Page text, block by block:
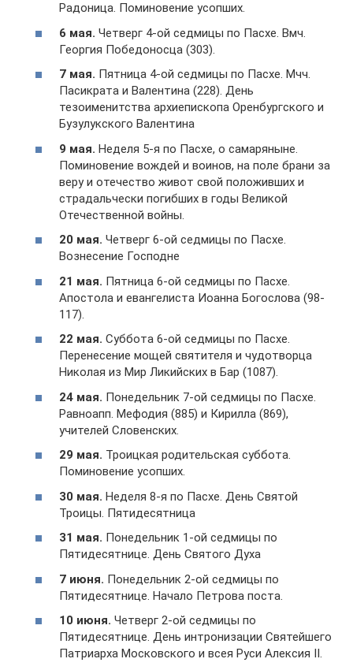
Радоница. Поминовение усопших.
6 мая. Четверг 4-ой седмицы по Пасхе. Вмч.
Георгия Победоносца (303).
7 мая. Пятница 4-ой седмицы по Пасхе. Мчч.
Пасикрата и Валентина (228). День
тезоименитства архиепископа Оренбургского и
Бузулукского Валентина
9 мая. Неделя 5-я по Пасхе, о самаряныне.
Поминовение вождей и воинов, на поле брани за
веру и отечество живот свой положивших и
страдальчески погибших в годы Великой
Отечественной войны.
20 мая. Четверг 6-ой седмицы по Пасхе.
Вознесение Господне
21 мая. Пятница 6-ой седмицы по Пасхе.
Апостола и евангелиста Иоанна Богослова (98-
117).
22 мая. Суббота 6-ой седмицы по Пасхе.
Перенесение мощей святителя и чудотворца
Николая из Мир Ликийских в Бар (1087).
24 мая. Понедельник 7-ой седмицы по Пасхе.
Равноапп. Мефодия (885) и Кирилла (869),
учителей Словенских.
29 мая. Троицкая родительская суббота.
Поминовение усопших.
30 мая. Неделя 8-я по Пасхе. День Святой
Троицы. Пятидесятница
31 мая. Понедельник 1-ой седмицы по
Пятидесятнице. День Святого Духа
7 июня. Понедельник 2-ой седмицы по
Пятидесятнице. Начало Петрова поста.
10 июня. Четверг 2-ой седмицы по
Пятидесятнице. День интронизации Святейшего
Патриарха Московского и всея Руси Алексия II.